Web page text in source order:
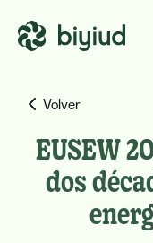
For
Volver
EUSEW
dos